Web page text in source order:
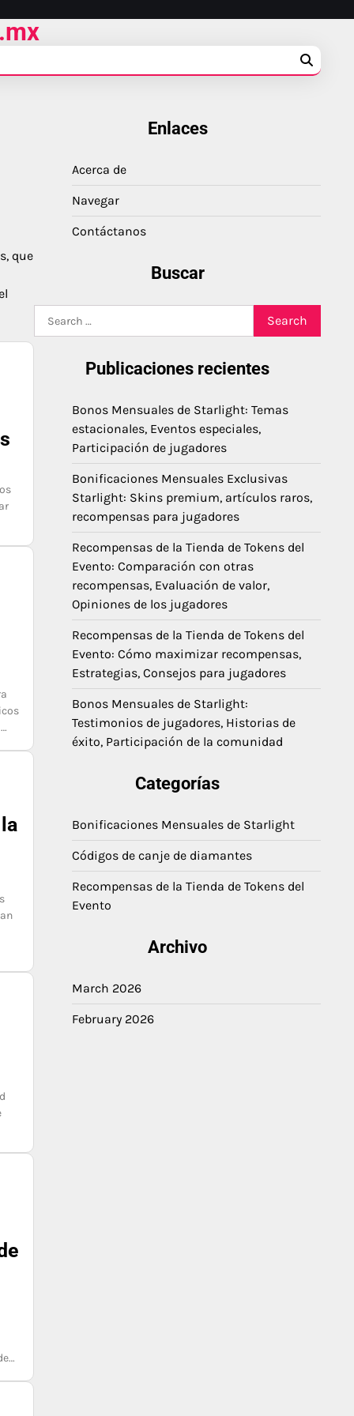
que
Enlaces
Acerca de
Navegar
Contáctanos
Buscar
for:
Publicaciones recientes
Bonos Mensuales de Starlight: Temas
estacionales, Eventos especiales,
Participación de jugadores
Bonificaciones Mensuales Exclusivas
Starlight: Skins premium, artículos raros,
recompensas para jugadores
Recompensas de la Tienda de Tokens del
Evento: Comparación con otras
recompensas, Evaluación de valor,
Opiniones de los jugadores
Recompensas de la Tienda de Tokens del
Evento: Cómo maximizar recompensas,
Estrategias, Consejos para jugadores
Bonos Mensuales de Starlight:
Testimonios de jugadores, Historias de
éxito, Participación de la comunidad
Categorías
Bonificaciones Mensuales de Starlight
Códigos de canje de diamantes
Recompensas de la Tienda de Tokens del
Evento
Archivo
March 2026
February 2026